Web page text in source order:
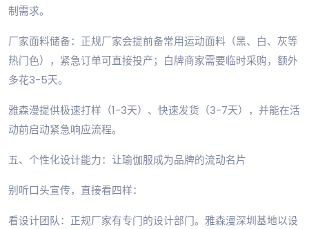
制需求。
厂家面料储备：正规厂家会提前备常用运动面料（黑、白、灰等
热门色），紧急订单可直接投产；白牌商家需要临时采购，额外
多花3-5天。
雅森漫提供极速打样（1-3天）、快速发货（3-7天），并能在活
动前启动紧急响应流程。
五、个性化设计能力：让瑜伽服成为品牌的流动名片
别听口头宣传，直接看四样：
看设计团队：正规厂家有专门的设计部门。雅森漫深圳基地以设